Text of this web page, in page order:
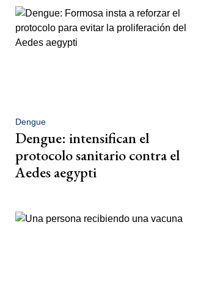
Dengue
Dengue: intensifican el
protocolo sanitario contra el
Aedes aegypti